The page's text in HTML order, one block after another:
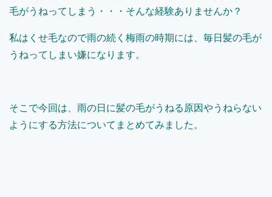
毛がうねってしまう・・・そんな経験ありませんか？
私はくせ毛なので雨の続く梅雨の時期には、毎日髪の毛が
うねってしまい嫌になります。
そこで今回は、雨の日に髪の毛がうねる原因やうねらない
ようにする方法についてまとめてみました。